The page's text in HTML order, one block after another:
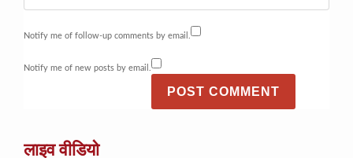
Notify me of follow-up comments by email.
Notify me of new posts by email.
लाइव वीडियो